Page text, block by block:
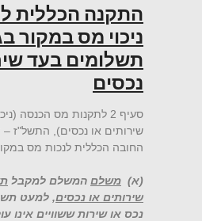
התקנה הכללית
ניכוי מס במקור
תשלומים בעד
נכסים
סעיף 2 לתקנות מס הכנסה
החובה הכללית לנכות מס
(א) משלם המשלם למקבל
שירותים או נכסים, למעט
נכס או שירות ששוויים אינו